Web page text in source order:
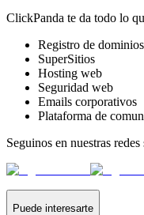
ClickPanda te da todo lo
Registro de dominios
SuperSitios
Hosting web
Seguridad web
Emails corporativos
Plataforma de
Seguinos en nuestras redes
Puede interesarte